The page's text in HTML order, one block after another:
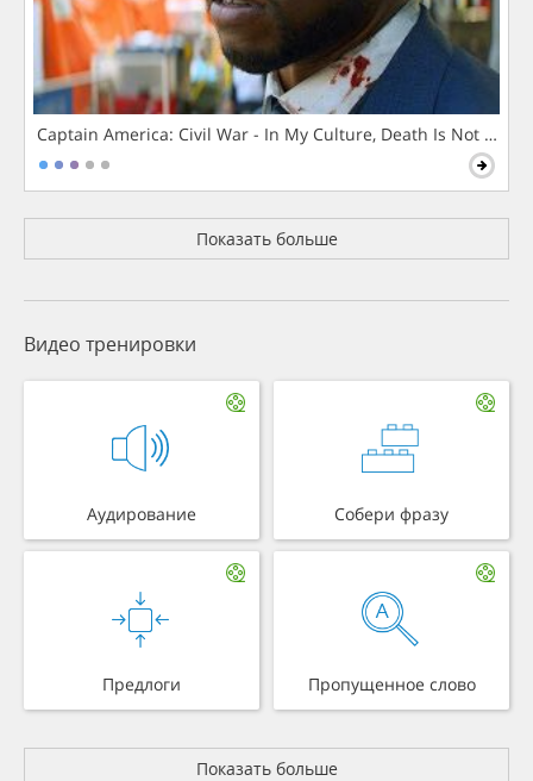
Captain America: Civil War - In My Culture, Death Is Not The
Показать больше
Видео тренировки
Аудирование Собери фразу
Предлоги Пропущенное слово
Показать больше